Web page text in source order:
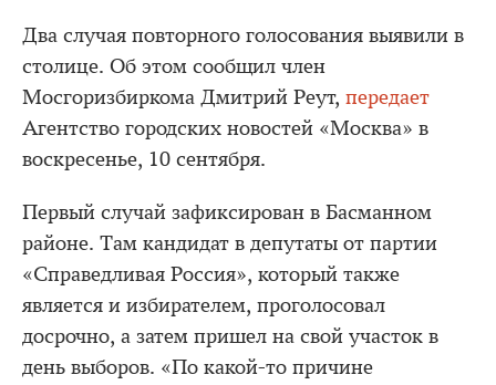
Два случая повторного голосования выявили в
столице. Об этом сообщил член
Мосгоризбиркома Дмитрий Реут, передает
Агентство городских новостей «Москва» в
воскресенье, 10 сентября.
Первый случай зафиксирован в Басманном
районе. Там кандидат в депутаты от партии
«Справедливая Россия», который также
является и избирателем, проголосовал
досрочно, а затем пришел на свой участок в
день выборов. «По какой-то причине